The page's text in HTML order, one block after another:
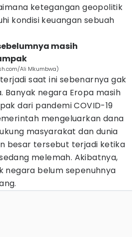
ketegangan geopolitik
kondisi keuangan sebuah
masih
Ali Mkumbwa)
saat ini sebenarnya gak
Banyak negara Eropa masih
dari pandemi COVID-19
mengeluarkan dana
masyarakat dan dunia
besar tersebut terjadi ketika
melemah. Akibatnya,
negara belum sepenuhnya